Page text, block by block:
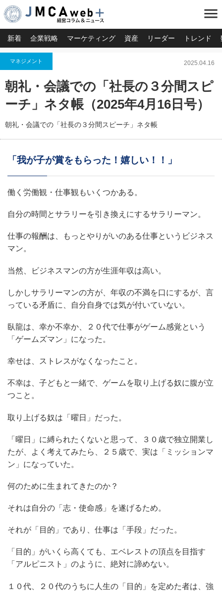
menu
新着 企業戦略 マーケティング 資産 リーダー トレンド
マネジメント 2025.04.16
朝礼・会議での「社長の３分間スピ
ーチ」ネタ帳（2025年4月16日号）
朝礼・会議での「社長の３分間スピーチ」ネタ帳
「我が子が賞をもらった！嬉しい！！」
働く労働観・仕事観もいくつかある。
自分の時間とサラリーを引き換えにするサラリーマン。
仕事の報酬は、もっとやりがいのある仕事というビジネス
マン。
当然、ビジネスマンの方が生涯年収は高い。
しかしサラリーマンの方が、年収の不満を口にするが、言
っている矛盾に、自分自身では気が付いていない。
臥龍は、幸か不幸か、２０代で仕事がゲーム感覚という
「ゲームズマン」になった。
幸せは、ストレスがなくなったこと。
不幸は、子どもと一緒で、ゲームを取り上げる奴に腹が立
つこと。
取り上げる奴は「曜日」だった。
「曜日」に縛られたくないと思って、３０歳で独立開業し
たが、よく考えてみたら、２５歳で、実は「ミッションマ
ン」になっていた。
何のために生まれてきたのか？
それは自分の「志・使命感」を遂げるため。
それが「目的」であり、仕事は「手段」だった。
「目的」がいくら高くても、エベレストの頂点を目指す
「アルピニスト」のように、絶対に諦めない。
１０代、２０代のうちに人生の「目的」を定めた者は、強